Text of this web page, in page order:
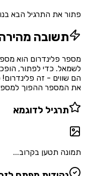
פתור את התרגיל הבא
תשובה
מספר פלינדרום הוא
לשמאל. כדי לפתור,
הם שווים - זה
את המספר ההפוך
תרגיל לדוגמא
תמונה תטען בקרוב...